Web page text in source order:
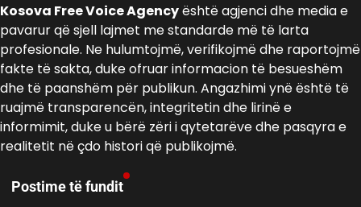
Kosova Free Voice Agencyështë agjenci dhe media e
pavarur që sjell lajmet me standarde më të larta
profesionale. Ne hulumtojmë, verifikojmë dhe raportojmë
fakte të sakta, duke ofruar informacion të besueshëm
dhe të paanshëm për publikun. Angazhimi ynë është të
ruajmë transparencën, integritetin dhe lirinë e
informimit, duke u bërë zëri i qytetarëve dhe pasqyra e
realitetit në çdo histori që publikojmë.
Postime të fundit